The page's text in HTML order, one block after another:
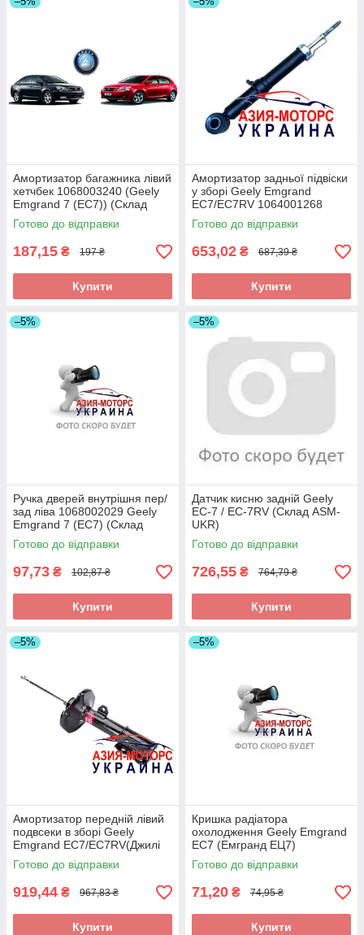
Амортизатор багажника лівий
хетчбек 1068003240 (Geely
Emgrand 7 (EC7)) (Склад
ASM-UKR)
Готово до відправки
187,15 ₴ 197 ₴
Купити
Амортизатор задньої підвіски
у зборі Geely Emgrand
EC7/EC7RV 1064001268
(Склад ASM-UKR)
Готово до відправки
653,02 ₴ 687,39 ₴
Купити
–5%
Ручка дверей внутрішня пер/
зад ліва 1068002029 Geely
Emgrand 7 (EC7) (Склад
ASM-UKR)
Готово до відправки
97,73 ₴ 102,87 ₴
Купити
–5%
Датчик кисню задній Geely
EC-7 / EC-7RV (Склад ASM-
UKR)
Готово до відправки
726,55 ₴ 764,79 ₴
Купити
–5%
Амортизатор передній лівий
подвсеки в зборі Geely
Emgrand EC7/EC7RV(Джилі
емгранд) 1064001256 (Склад
ASM-UKR)
Готово до відправки
919,44 ₴ 967,83 ₴
Купити
–5%
Кришка радіатора
охолодження Geely Emgrand
EC7 (Емгранд ЕЦ7)
1066001363 (Склад ASM-
UKR)
Готово до відправки
71,20 ₴ 74,95 ₴
Купити